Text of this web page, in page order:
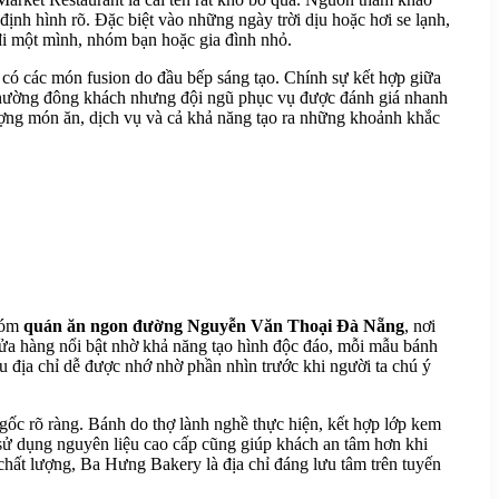
hình rõ. Đặc biệt vào những ngày trời dịu hoặc hơi se lạnh,
một mình, nhóm bạn hoặc gia đình nhỏ.
các món fusion do đầu bếp sáng tạo. Chính sự kết hợp giữa
đông khách nhưng đội ngũ phục vụ được đánh giá nhanh
món ăn, dịch vụ và cả khả năng tạo ra những khoảnh khắc
quán ăn ngon đường Nguyễn Văn Thoại Đà Nẵng, nơi
hàng nổi bật nhờ khả năng tạo hình độc đáo, mỗi mẫu bánh
địa chỉ dễ được nhớ nhờ phần nhìn trước khi người ta chú ý
rõ ràng. Bánh do thợ lành nghề thực hiện, kết hợp lớp kem
dụng nguyên liệu cao cấp cũng giúp khách an tâm hơn khi
lượng, Ba Hưng Bakery là địa chỉ đáng lưu tâm trên tuyến